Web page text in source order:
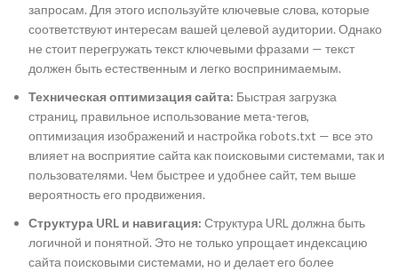
запросам. Для этого используйте ключевые слова, которые
соответствуют интересам вашей целевой аудитории. Однако
не стоит перегружать текст ключевыми фразами — текст
должен быть естественным и легко воспринимаемым.
Техническая оптимизация сайта: Быстрая загрузка
страниц, правильное использование мета-тегов,
оптимизация изображений и настройка robots.txt — все это
влияет на восприятие сайта как поисковыми системами, так и
пользователями. Чем быстрее и удобнее сайт, тем выше
вероятность его продвижения.
Структура URL и навигация: Структура URL должна быть
логичной и понятной. Это не только упрощает индексацию
сайта поисковыми системами, но и делает его более